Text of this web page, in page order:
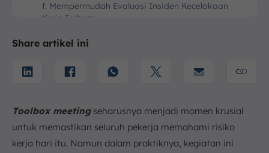
f. Mempermudah Evaluasi Insiden Kecelakaan
Kerja Terbaru
a. Persiapan Sebelum Bekerja
c. Koordinasi K3 Proyek Konstruksi
d. Konseling Keselamatan dan Arahan Khusus
e. Mendengar Keluhan Tenaga Kerja Terkait
Share artikel ini
Toolbox meetingseharusnya menjadi momen krusial
untuk memastikan seluruh pekerja memahami risiko
kerja hari itu. Namun dalam praktiknya, kegiatan ini